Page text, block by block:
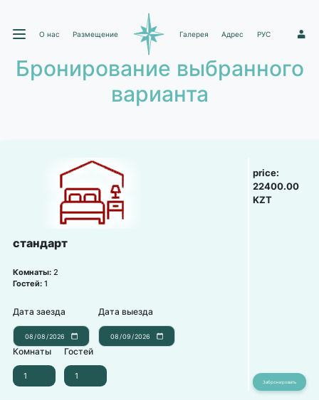
О нас Размещение Галерея Адрес РУС 1
Бронирование выбранного
варианта
стандарт
Комнаты: 2
Гостей: 1
Дата заезда Дата выезда
Комнаты Гостей
price:
22400.00
KZT